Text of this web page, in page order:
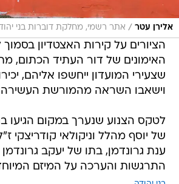
אלירן עטר / אתר רשמי, מחלקת דוברות בני
הציורים על קירות האצטדיון
האימונים של דור העתיד הכתום,
שצעירי המועדון ייחשפו אליהם,
וישאבו השראה מהמורשת
לטקס הצנוע שנערך במקום הגיעו
של יוסף מהלל וניקולאי קודריצקי
ענת גרונדמן, בתו של יעקב
התרגשות והערכה על המיזם